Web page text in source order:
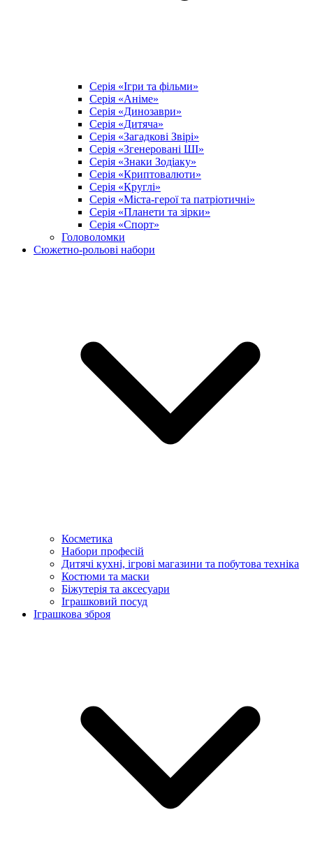
Серія «Ігри та фільми»
Серія «Аніме»
Серія «Динозаври»
Серія «Дитяча»
Серія «Загадкові Звірі»
Серія «Згенеровані ШІ»
Серія «Знаки Зодіаку»
Серія «Криптовалюти»
Серія «Круглі»
Серія «Міста-герої та патріотичні»
Серія «Планети та зірки»
Серія «Спорт»
Головоломки
Сюжетно-рольові набори
Косметика
Набори професій
Дитячі кухні, ігрові магазини та побутова техніка
Костюми та маски
Біжутерія та аксесуари
Іграшковий посуд
Іграшкова зброя